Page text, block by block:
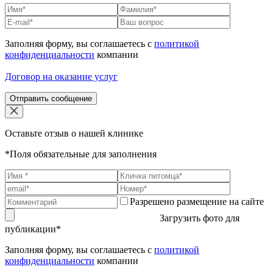
Заполняя форму, вы соглашаетесь с политикой
конфиденциальности компании
Договор на оказание услуг
Отправить сообщение
Оставьте отзыв о нашей клинике
*Поля обязательные для заполнения
Разрешено размещение на сайте
Загрузить фото для
публикации*
Заполняя форму, вы соглашаетесь с политикой
конфиденциальности компании